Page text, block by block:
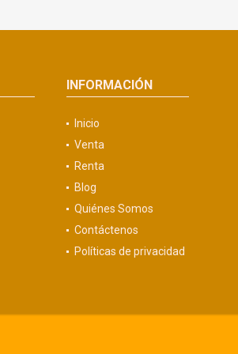
INFORMACIÓN
Inicio
Venta
Renta
Blog
Quiénes Somos
Contáctenos
Políticas de privacidad